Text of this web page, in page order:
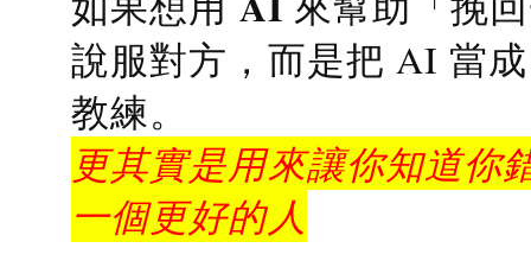
說服對方，而是把 AI 當
教練。
更其實是用來讓你知道你
一個更好的人